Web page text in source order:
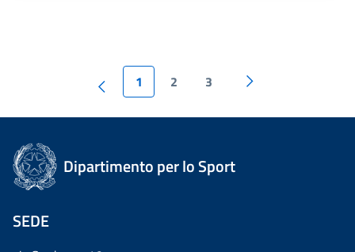
1 2 3
Dipartimento per lo Sport
SEDE